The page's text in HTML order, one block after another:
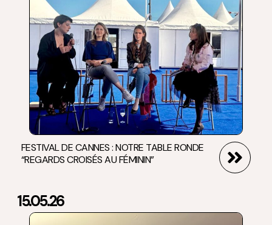
FESTIVAL DE CANNES : NOTRE TABLE RONDE
“REGARDS CROISÉS AU FÉMININ”
15.05.26